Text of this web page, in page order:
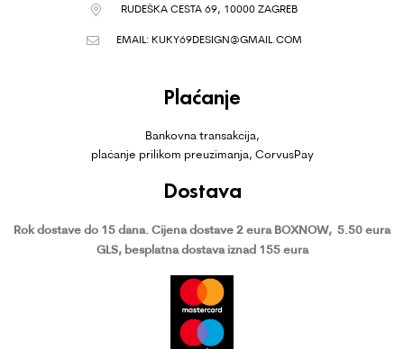
RUDEŠKA CESTA 69, 10000 ZAGREB
EMAIL: KUKY69DESIGN@GMAIL.COM
Plaćanje
Bankovna transakcija,
plaćanje prilikom preuzimanja, CorvusPay
Dostava
Rok dostave do 15 dana. Cijena dostave 2 eura BOXNOW, 5.50 eura
GLS, besplatna dostava iznad 155 eura